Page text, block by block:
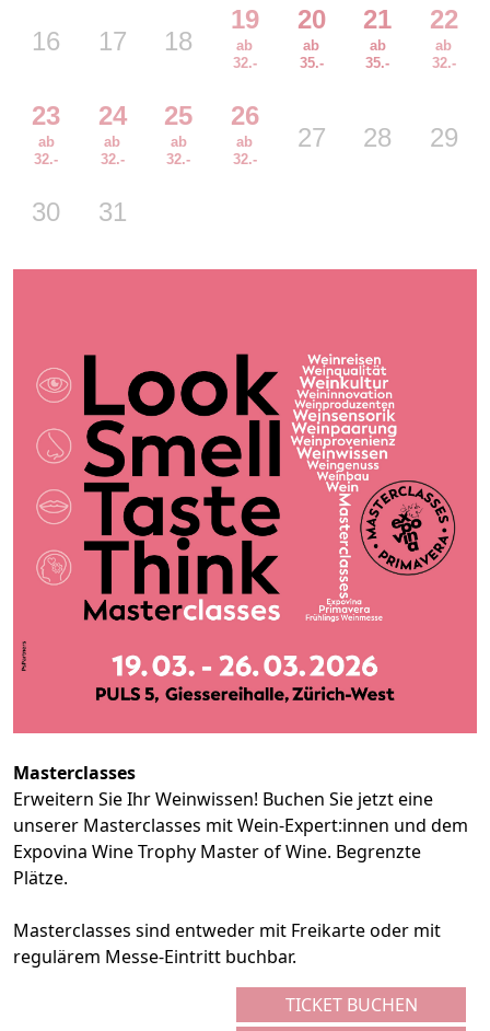
16 17 18
19 20 21 22
23 24 25 26
27 28 29
30 31
Masterclasses
Erweitern Sie Ihr Weinwissen! Buchen Sie jetzt eine
unserer Masterclasses mit Wein-Expert:innen und dem
Expovina Wine Trophy Master of Wine. Begrenzte
Plätze.
Masterclasses sind entweder mit Freikarte oder mit
regulärem Messe-Eintritt buchbar.
TICKET BUCHEN